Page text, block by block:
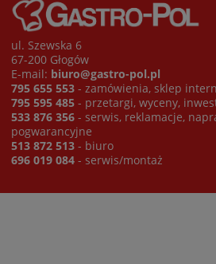
ul. Szewska 6
67-200 Głogów
E-mail: biuro@gastro-pol.pl
795 655 553 - zamówienia, sklep
795 595 485 - przetargi, wyceny,
533 876 356 - serwis, reklamacje,
pogwarancyjne
513 872 513 - biuro
696 019 084 - serwis/montaż